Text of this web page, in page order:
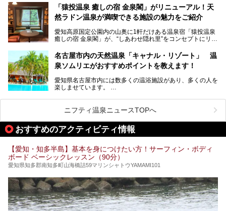
お好みの温泉施設を見つけて楽しんでくださいね。
「名古屋駅周辺ってサウナが少ないよね」という声をよく耳
にするだけあり、アクセスの良さにも胸が高鳴ります。
今回は普段は男性専用となっているパブリックサウナが、女
さっそく取材してきました！
「猿投温泉 癒しの宿 金泉閣」がリニューアル！天
然ラドン温泉が満喫できる施設の魅力をご紹介
愛知高原国定公園内の山奥に1軒だけある温泉宿「猿投温泉
癒しの宿 金泉閣」が、“しあわせ隠れ里”をコンセプトにリニ
天然ラドン温泉が堪能できるお風呂や、新設・改装された客
室、地元の食材と温泉水で作られたお料理……。
ご紹介します。
名古屋市内の天然温泉「キャナル・リゾート」 温
泉ソムリエがおすすめポイントを教えます！
愛知県名古屋市内には数多くの温浴施設があり、多くの人を
楽しませています。
ムリエの目線で紹介していきます！
名古屋市内にはスーパー銭湯や日帰り温泉が多く、「どこに
行こうかな？」と悩んでしまう方も多いと思います。
ぜひこの記事を参考にして「キャナル・リゾート」に出かけ
てみるのはいかがでしょうか？
ニフティ温泉ニュースTOPへ
おすすめのアクティビティ情報
【愛知・知多半島】基本を身につけたい方！サーフィン・ボディ
ボード ベーシックレッスン（90分）
愛知県知多郡南知多町山海橋詰59マリンシャトウYAMAMI101